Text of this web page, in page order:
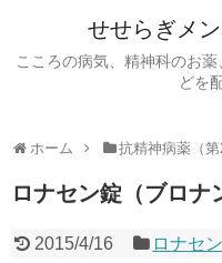
せせらぎメ
こころの病気、精神科のお
どを
ホーム 抗精神病薬（第
ロナセン錠（ブロナ
2015/4/16 ロナセン